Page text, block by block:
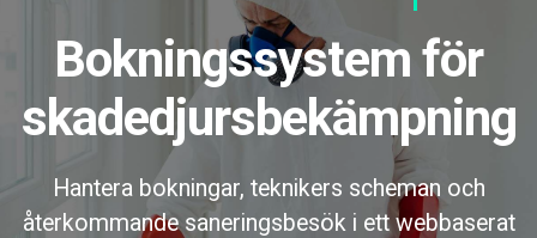
Bokningssystem för
skadedjursbekämpning
Hantera bokningar, teknikers scheman och
återkommande saneringsbesök i ett webbaserat